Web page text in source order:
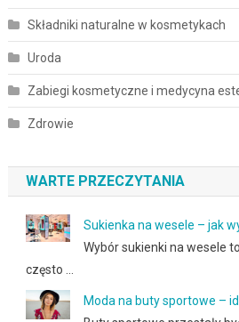
Składniki naturalne w kosmetykach
Uroda
Zabiegi kosmetyczne i medycyna
Zdrowie
WARTE PRZECZYTANIA
Sukienka na wesele – jak
Wybór sukienki na wesele
często …
Moda na buty sportowe –